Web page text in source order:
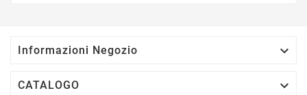
Informazioni Negozio 
CATALOGO 